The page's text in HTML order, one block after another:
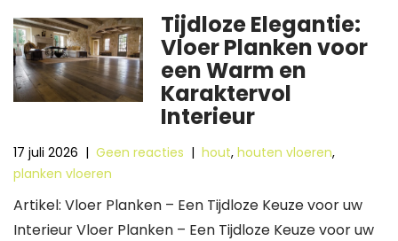
Tijdloze Elegantie:
Vloer Planken voor
een Warm en
Karaktervol
Interieur
17 juli 2026 | Geen reacties | hout, houten vloeren,
planken vloeren
Artikel: Vloer Planken – Een Tijdloze Keuze voor uw
Interieur Vloer Planken – Een Tijdloze Keuze voor uw